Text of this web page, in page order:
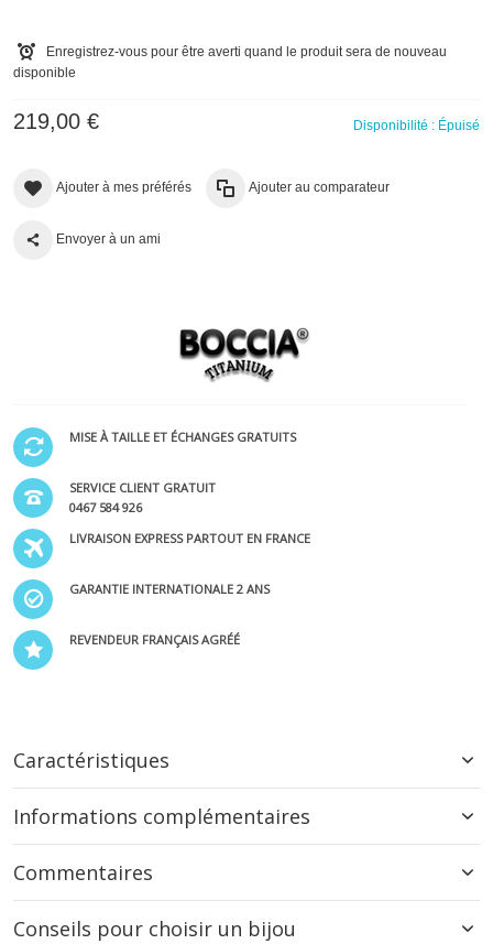
Enregistrez-vous pour être averti quand le produit sera de nouveau
disponible
Disponibilité : Épuisé
219,00 €
Ajouter à mes préférés Ajouter au comparateur
Envoyer à un ami
MISE À TAILLE ET ÉCHANGES GRATUITS
SERVICE CLIENT GRATUIT
0467 584 926
LIVRAISON EXPRESS PARTOUT EN FRANCE
GARANTIE INTERNATIONALE 2 ANS
REVENDEUR FRANÇAIS AGRÉÉ
Caractéristiques
Informations complémentaires
Commentaires
Conseils pour choisir un bijou